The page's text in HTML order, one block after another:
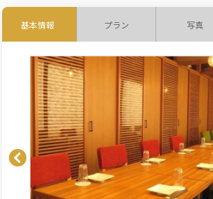
基本情報 プラン 写真